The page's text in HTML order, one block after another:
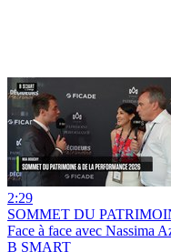
2:29
SOMMET DU
Face à face avec Nassima
B SMART